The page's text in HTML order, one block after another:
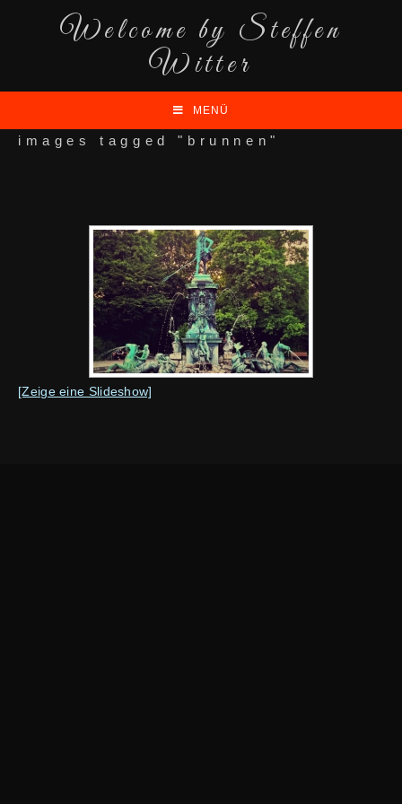
Welcome by Steffen
Witter
MENÜ
images tagged "brunnen"
[Zeige eine Slideshow]